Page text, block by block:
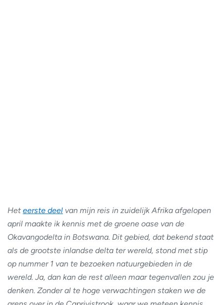
Het eerste deel van mijn reis in zuidelijk Afrika afgelopen
april maakte ik kennis met de groene oase van de
Okavangodelta in Botswana. Dit gebied, dat bekend staat
als de grootste inlandse delta ter wereld, stond met stip
op nummer 1 van te bezoeken natuurgebieden in de
wereld. Ja, dan kan de rest alleen maar tegenvallen zou je
denken. Zonder al te hoge verwachtingen staken we de